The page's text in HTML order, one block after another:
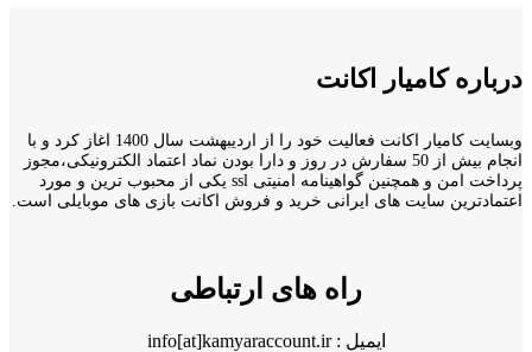
درباره کامیار اکانت
وبسایت کامیار اکانت فعالیت خود را از اردیبهشت سال 1400 اغاز کرد و با
انجام بیش از 50 سفارش در روز و دارا بودن نماد اعتماد الکترونیکی،مجوز
پرداخت امن و همچنین گواهینامه امنیتی ssl یکی از محبوب ترین و مورد
اعتمادترین سایت های ایرانی خرید و فروش اکانت بازی های موبایلی است.
راه های ارتباطی
ایمیل : info[at]kamyaraccount.ir